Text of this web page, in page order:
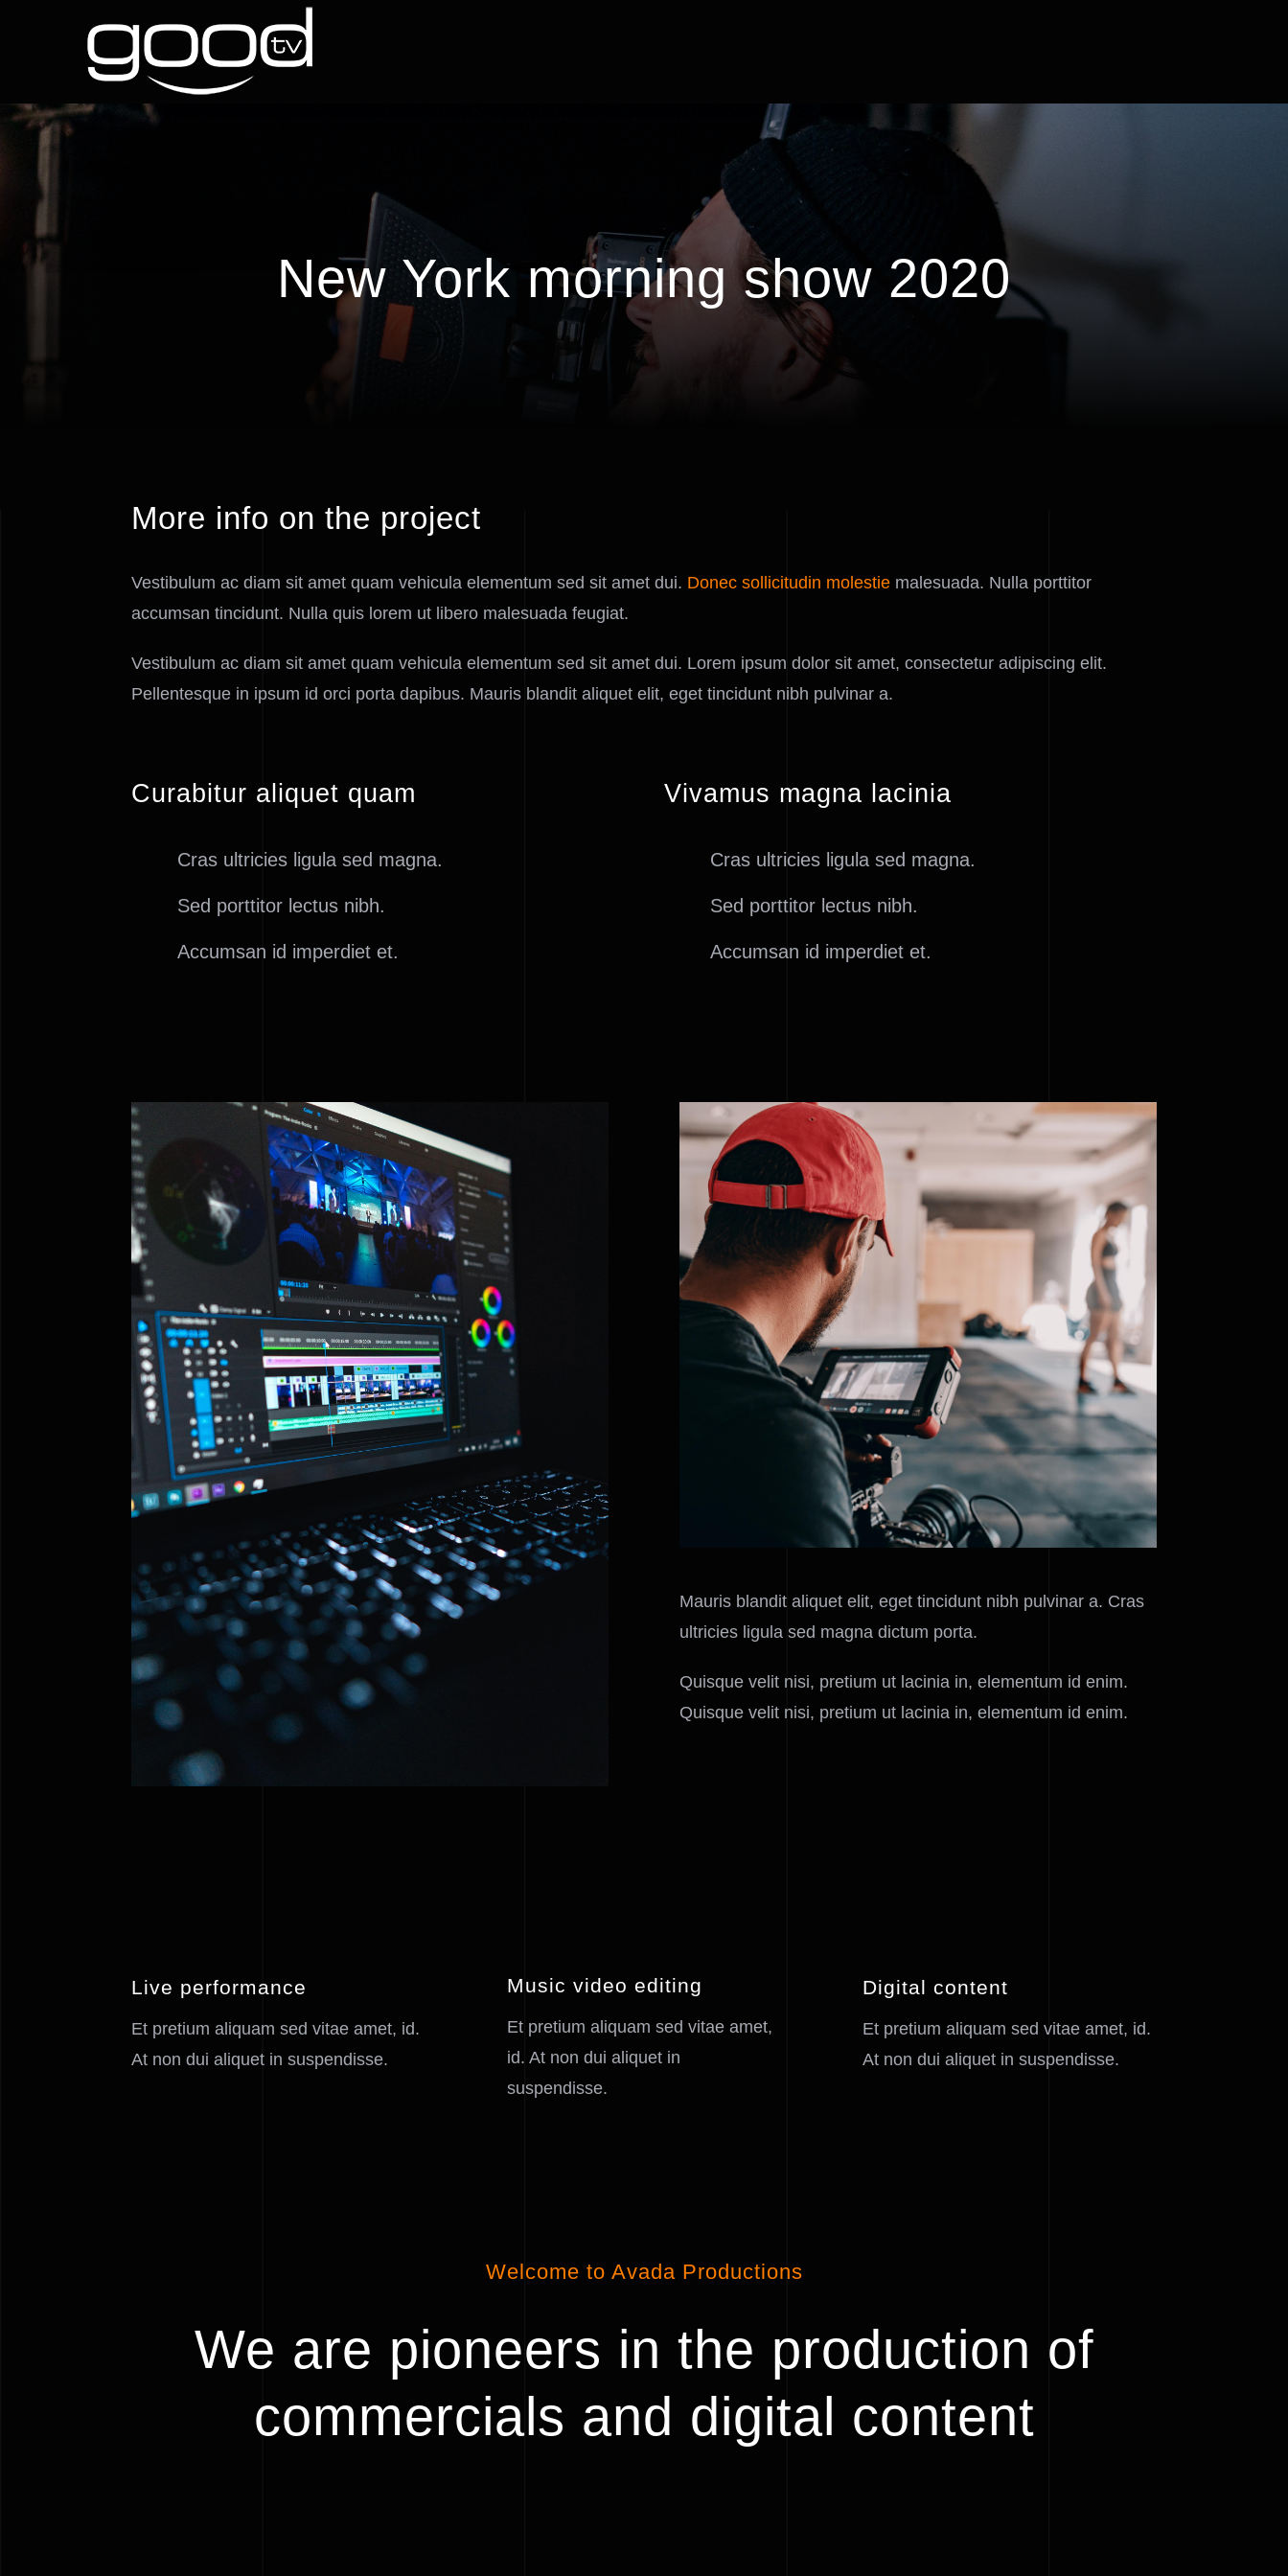
New York morning show 2020
More info on the project
Vestibulum ac diam sit amet quam vehicula elementum sed sit amet dui. Donec sollicitudin molestie malesuada. Nulla porttitor
accumsan tincidunt. Nulla quis lorem ut libero malesuada feugiat.
Vestibulum ac diam sit amet quam vehicula elementum sed sit amet dui. Lorem ipsum dolor sit amet, consectetur adipiscing elit.
Pellentesque in ipsum id orci porta dapibus. Mauris blandit aliquet elit, eget tincidunt nibh pulvinar a.
Curabitur aliquet quam
Cras ultricies ligula sed magna.
Sed porttitor lectus nibh.
Accumsan id imperdiet et.
Vivamus magna lacinia
Cras ultricies ligula sed magna.
Sed porttitor lectus nibh.
Accumsan id imperdiet et.
Mauris blandit aliquet elit, eget tincidunt nibh pulvinar a. Cras
ultricies ligula sed magna dictum porta.
Quisque velit nisi, pretium ut lacinia in, elementum id enim.
Quisque velit nisi, pretium ut lacinia in, elementum id enim.
Live performance
Et pretium aliquam sed vitae amet, id.
At non dui aliquet in suspendisse.
Music video editing
Et pretium aliquam sed vitae amet,
id. At non dui aliquet in
suspendisse.
Digital content
Et pretium aliquam sed vitae amet, id.
At non dui aliquet in suspendisse.
Welcome to Avada Productions
We are pioneers in the production of
commercials and digital content